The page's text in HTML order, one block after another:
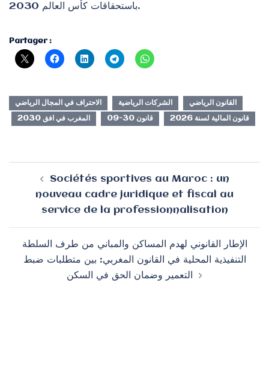
باستحقاقات كأس العالم 2030.
Partager :
الاحتراف في المجال الرياضي الشركات الرياضية
القانون الرياضي
المغرب في افق 2030
قانون 30-09 قانون المالية لسنة 2026
d’articleSociétés sportives au Maroc : un
nouveau cadre juridique et fiscal au
service de la professionnalisation
الإطار القانوني لهدم المساكن والمباني من طرف السلطة
التنفيذية المحلية في القانون المغربي: بين متطلبات ضبط
التعمير وضمان الحق في السكن